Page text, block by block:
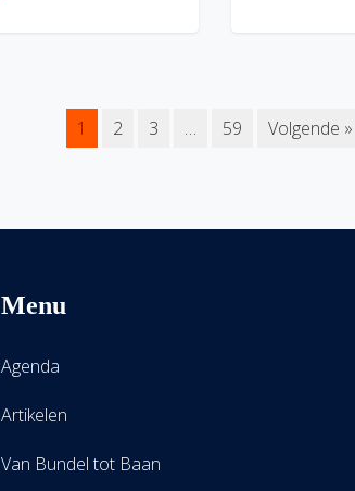
1 2 3 … 59 Volgende »
Menu
Agenda
Artikelen
Van Bundel tot Baan